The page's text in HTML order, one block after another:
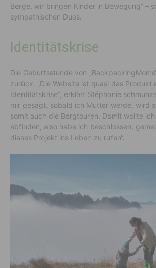
Berge, wir bringen Kinder in Bewegung“ –
sympathischen Duos.
Identitätskrise
Die Geburtsstunde von
zurück. „Die Website ist quasi das Produkt
Identitätskrise“, erklärt Stéphanie
mir gesagt, sobald ich Mutter werde, wird
somit auch die Bergtouren. Damit wollte
abfinden, also habe ich beschlossen,
dieses Projekt ins Leben zu rufen“.